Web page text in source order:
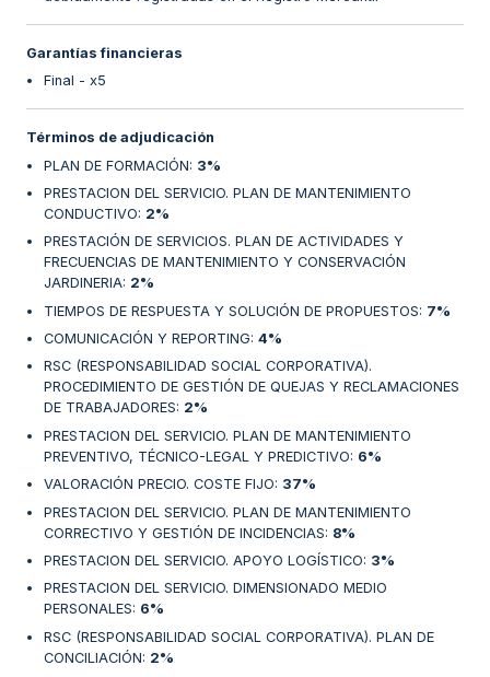
Garantías financieras
Final - x5
Términos de adjudicación
PLAN DE FORMACIÓN: 3%
PRESTACION DEL SERVICIO. PLAN DE MANTENIMIENTO
CONDUCTIVO: 2%
PRESTACIÓN DE SERVICIOS. PLAN DE ACTIVIDADES Y
FRECUENCIAS DE MANTENIMIENTO Y CONSERVACIÓN
JARDINERIA: 2%
TIEMPOS DE RESPUESTA Y SOLUCIÓN DE PROPUESTOS: 7%
COMUNICACIÓN Y REPORTING: 4%
RSC (RESPONSABILIDAD SOCIAL CORPORATIVA).
PROCEDIMIENTO DE GESTIÓN DE QUEJAS Y RECLAMACIONES
DE TRABAJADORES: 2%
PRESTACION DEL SERVICIO. PLAN DE MANTENIMIENTO
PREVENTIVO, TÉCNICO-LEGAL Y PREDICTIVO: 6%
VALORACIÓN PRECIO. COSTE FIJO: 37%
PRESTACION DEL SERVICIO. PLAN DE MANTENIMIENTO
CORRECTIVO Y GESTIÓN DE INCIDENCIAS: 8%
PRESTACION DEL SERVICIO. APOYO LOGÍSTICO: 3%
PRESTACION DEL SERVICIO. DIMENSIONADO MEDIO
PERSONALES: 6%
RSC (RESPONSABILIDAD SOCIAL CORPORATIVA). PLAN DE
CONCILIACIÓN: 2%